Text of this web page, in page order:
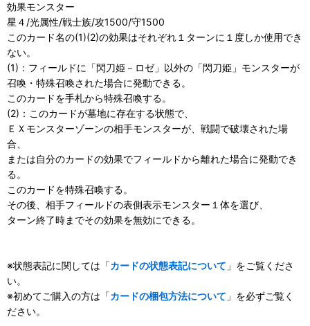
効果モンスター
星４/光属性/戦士族/攻1500/守1500
このカード名の(1)(2)の効果はそれぞれ１ターンに１度しか使用でき
ない。
(1)：フィールドに「閃刀姫－ロゼ」以外の「閃刀姫」モンスターが
召喚・特殊召喚された場合に発動できる。
このカードを手札から特殊召喚する。
(2)：このカードが墓地に存在する状態で、
ＥＸモンスターゾーンの相手モンスターが、戦闘で破壊された場
合、
または自分のカードの効果でフィールドから離れた場合に発動でき
る。
このカードを特殊召喚する。
その後、相手フィールドの表側表示モンスター１体を選び、
ターン終了時までその効果を無効にできる。
※状態表記に関しては「カードの状態表記について 」をご覧くださ
い。
※初めてご購入の方は「カードの梱包方法について 」を必ずご覧く
ださい。